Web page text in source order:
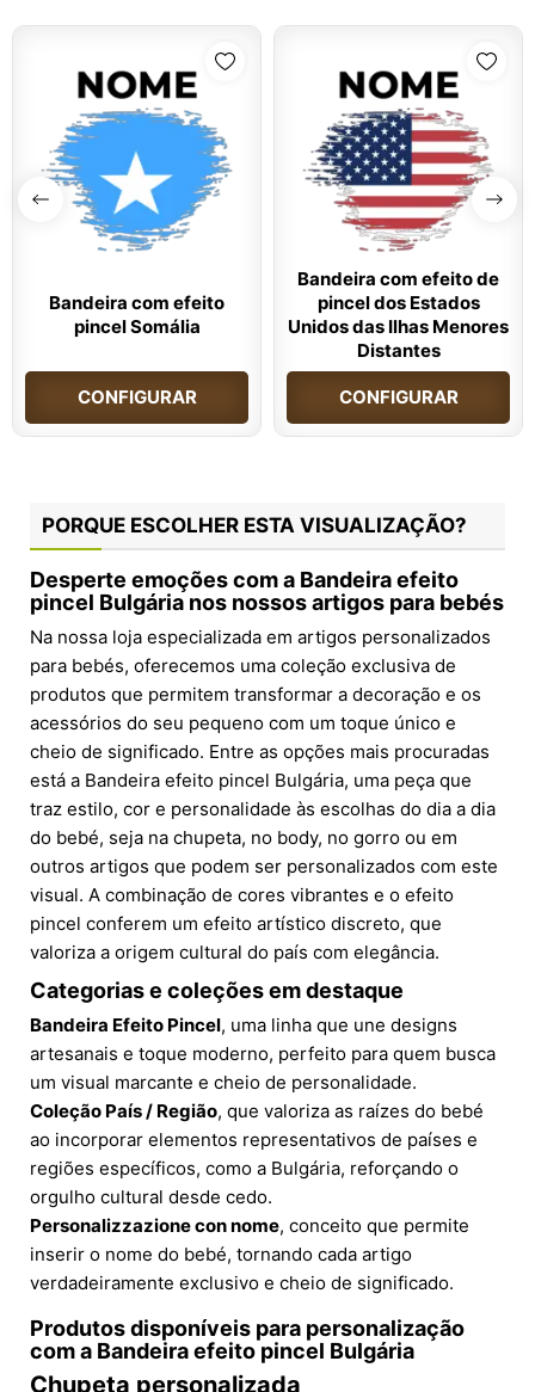
Bandeira com efeito
pincel Somália
CONFIGURAR
Bandeira com efeito de
pincel dos Estados
Unidos das Ilhas Menores
Distantes
CONFIGURAR
PORQUE ESCOLHER ESTA VISUALIZAÇÃO?
Desperte emoções com a Bandeira efeito
pincel Bulgária nos nossos artigos para bebés
Na nossa loja especializada em artigos personalizados
para bebés, oferecemos uma coleção exclusiva de
produtos que permitem transformar a decoração e os
acessórios do seu pequeno com um toque único e
cheio de significado. Entre as opções mais procuradas
está a Bandeira efeito pincel Bulgária, uma peça que
traz estilo, cor e personalidade às escolhas do dia a dia
do bebé, seja na chupeta, no body, no gorro ou em
outros artigos que podem ser personalizados com este
visual. A combinação de cores vibrantes e o efeito
pincel conferem um efeito artístico discreto, que
valoriza a origem cultural do país com elegância.
Categorias e coleções em destaque
Bandeira Efeito Pincel, uma linha que une designs
artesanais e toque moderno, perfeito para quem busca
um visual marcante e cheio de personalidade.
Coleção País / Região, que valoriza as raízes do bebé
ao incorporar elementos representativos de países e
regiões específicos, como a Bulgária, reforçando o
orgulho cultural desde cedo.
Personalizzazione con nome, conceito que permite
inserir o nome do bebé, tornando cada artigo
verdadeiramente exclusivo e cheio de significado.
Produtos disponíveis para personalização
com a Bandeira efeito pincel Bulgária
Chupeta personalizada